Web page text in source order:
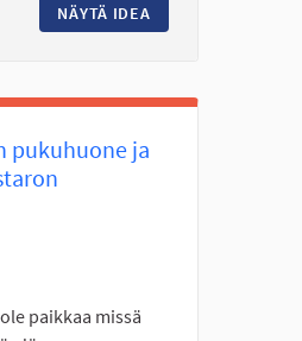
NÄYTÄ IDEA
pukuhuone ja
paikkaa missä